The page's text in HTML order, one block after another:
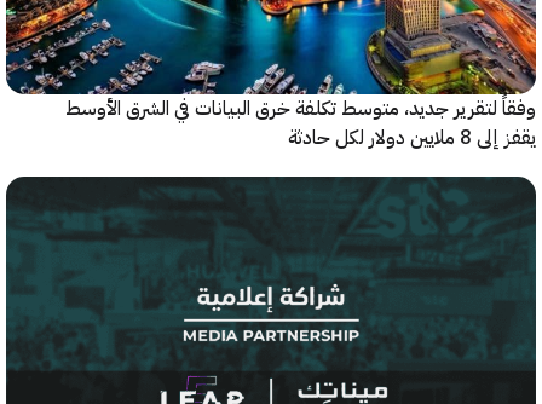
جديد، متوسط تكلفة خرق البيانات في الشرق الأوسط
لكل حادثة